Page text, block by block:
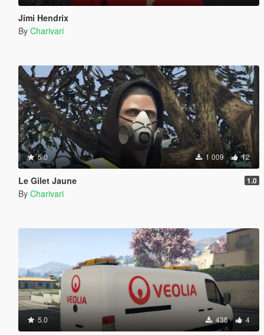
Jimi Hendrix
By Charivari
5.0 1 009 12
Le Gilet Jaune 1.0
By Charivari
5.0 438 4